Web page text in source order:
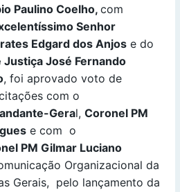
Paulino Coelho,com
Senhor
Edgard dos Anjos e do
JustiçaJosé Fernando
, foi aprovado voto de
com o
Geral,Coronel PM
e com o
PM Gilmar Luciano
Organizacional da
Gerais, pelo lançamento da